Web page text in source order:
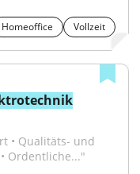
Homeoffice Vollzeit
• Qualitäts- und
Ordentliche..."